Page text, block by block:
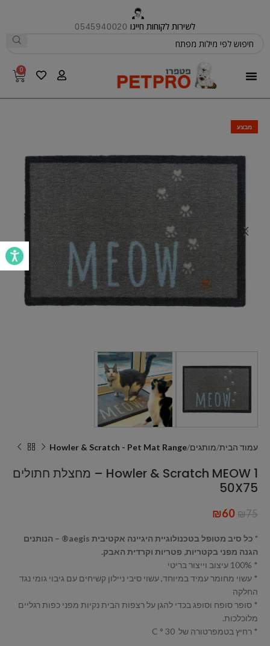
לשירות לקוחות חייגו 0545940020
0
מבצע
עמוד הבית מותגים Howler & Scratch - Pet Mat Range
Howler & Scratch MEOW 1 – מחצלת חתולים
50X75
₪75
₪60
* כל סיב מטופל בטכנולוגיית היגיינה אקטיבית aegis® – הנותנים
הגנה מפני בקטריות, פטריות וקרדית האבק.
* 100% עיצוב וייצור בריטי
* עשוי מחומר עמיד במיוחד, עשוי סיבי ניילון קשיחים עם גיבוי גומי נגד
החלקה
* סופר סופח וסופג בכדי להגן על רצפות הבית נקיות מפני כפות רגליים
מלוכלכות.
* רחיץ בטמפרטורה של 30 ° C